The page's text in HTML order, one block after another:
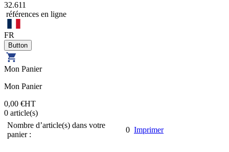
32.611
références en ligne
FR
Mon Panier
Mon Panier
0,00 €HT
0 article(s)
Nombre d’article(s) dans votre
panier :
0 Imprimer